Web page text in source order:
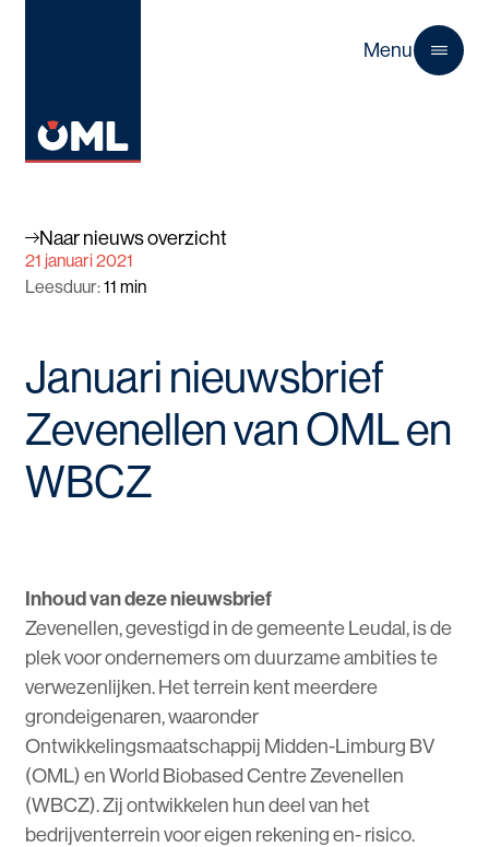
Menu
Naar nieuws overzicht
21 januari 2021
Leesduur:11 min
Januari nieuwsbrief
Zevenellen van OML en
WBCZ
Inhoud van deze nieuwsbrief
Zevenellen, gevestigd in de gemeente Leudal, is de
plek voor ondernemers om duurzame ambities te
verwezenlijken. Het terrein kent meerdere
grondeigenaren, waaronder
Ontwikkelingsmaatschappij Midden-Limburg BV
(OML) en World Biobased Centre Zevenellen
(WBCZ). Zij ontwikkelen hun deel van het
bedrijventerrein voor eigen rekening en- risico.